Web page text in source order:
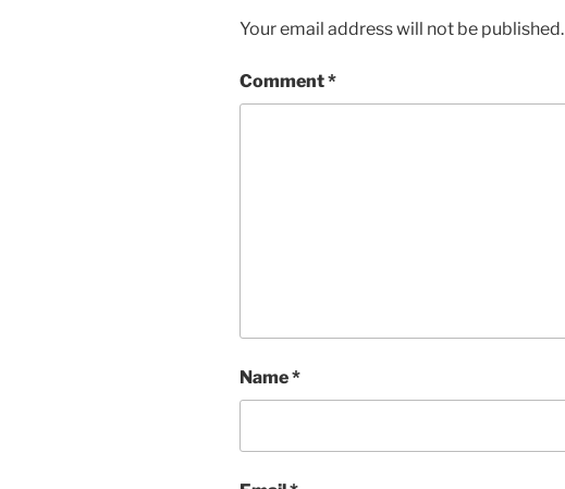
Your email address will not be published.
Comment*
Name*